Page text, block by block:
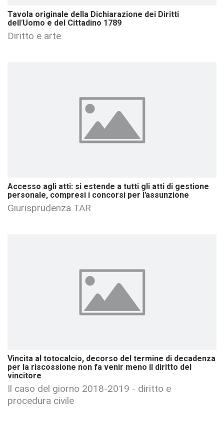
Tavola originale della Dichiarazione dei Diritti
dell'Uomo e del Cittadino 1789
Diritto e arte
Accesso agli atti: si estende a tutti gli atti di gestione
personale, compresi i concorsi per l'assunzione
Giurisprudenza TAR
Vincita al totocalcio, decorso del termine di decadenza
per la riscossione non fa venir meno il diritto del
vincitore
Il caso del giorno 2018-2019 - diritto e
procedura civile